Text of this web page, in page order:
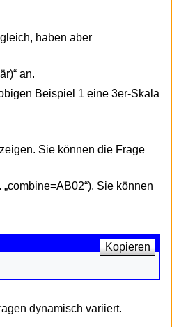
haben aber
an.
Beispiel 1 eine 3er-Skala
Sie können die Frage
Sie können
Kopieren
dynamisch variiert.